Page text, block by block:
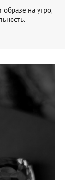
образе на утро,